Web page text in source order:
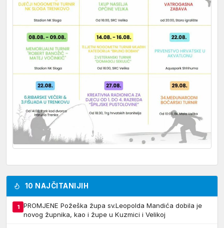
10 NAJČITANIJIH
1
PROMJENE Požeška župa sv.Leopolda Mandića dobila je
novog župnika, kao i župe u Kuzmici i Velikoj